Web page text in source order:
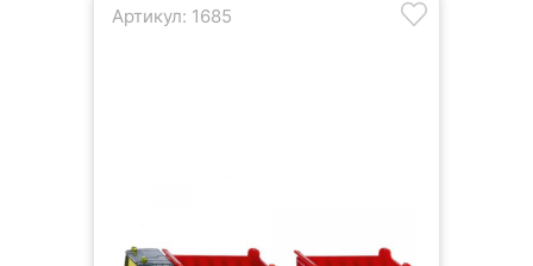
Артикул: 1685